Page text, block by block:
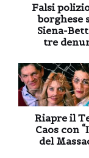
Falsi
borghese
Siena-
tre
Riapre il
Caos con
del